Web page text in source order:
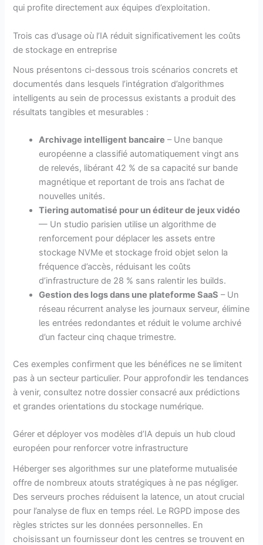
qui profite directement aux équipes d’exploitation.
Trois cas d’usage où l’IA réduit significativement les coûts
de stockage en entreprise
Nous présentons ci-dessous trois scénarios concrets et
documentés dans lesquels l’intégration d’algorithmes
intelligents au sein de processus existants a produit des
résultats tangibles et mesurables :
Archivage intelligent bancaire – Une banque
européenne a classifié automatiquement vingt ans
de relevés, libérant 42 % de sa capacité sur bande
magnétique et reportant de trois ans l’achat de
nouvelles unités.
Tiering automatisé pour un éditeur de jeux vidéo
— Un studio parisien utilise un algorithme de
renforcement pour déplacer les assets entre
stockage NVMe et stockage froid objet selon la
fréquence d’accès, réduisant les coûts
d’infrastructure de 28 % sans ralentir les builds.
Gestion des logs dans une plateforme SaaS – Un
réseau récurrent analyse les journaux serveur, élimine
les entrées redondantes et réduit le volume archivé
d’un facteur cinq chaque trimestre.
Ces exemples confirment que les bénéfices ne se limitent
pas à un secteur particulier. Pour approfondir les tendances
à venir, consultez notre dossier consacré aux prédictions
et grandes orientations du stockage numérique.
Gérer et déployer vos modèles d’IA depuis un hub cloud
européen pour renforcer votre infrastructure
Héberger ses algorithmes sur une plateforme mutualisée
offre de nombreux atouts stratégiques à ne pas négliger.
Des serveurs proches réduisent la latence, un atout crucial
pour l’analyse de flux en temps réel. Le RGPD impose des
règles strictes sur les données personnelles. En
choisissant un fournisseur dont les centres se trouvent en